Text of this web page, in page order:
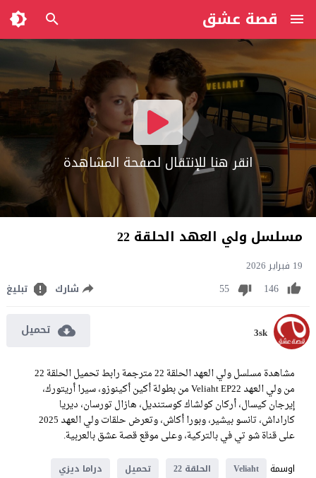
قصة عشق
انقر هنا للإنتقال لصفحة المشاهدة
مسلسل ولي العهد الحلقة 22
19 فبراير 2026
146
55 شارك تبليغ
3sk تحميل
مشاهدة مسلسل ولي العهد الحلقة 22 مترجمة رابط تحميل الحلقة 22
من ولي العهد Veliaht EP22 من بطولة أكين أكينوزو، سيرا أريتورك،
إيرجان كيسال، أركان كولشاك كوستنديل، هازال تورسان، ديريا
كاراداش، تانسو بيشير، وبورا أكاش، وتعرض حلقات ولي العهد 2025
على قناة شو تي في بالتركية، وعلى موقع قصة عشق بالعربية.
اوسمة
Veliaht الحلقة 22 تحميل
دراما ديزي